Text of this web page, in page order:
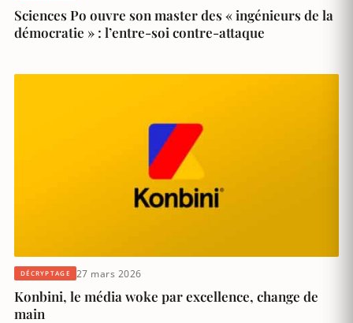
Sciences Po ouvre son master des « ingénieurs de la
démocratie » : l’entre-soi contre-attaque
DÉCRYPTAGE 27 mars 2026
Konbini, le média woke par excellence, change de
main